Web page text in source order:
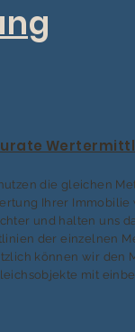
die gleichen
Ihrer Immobilie
und halten uns
der einzelnen
können wir den
mit